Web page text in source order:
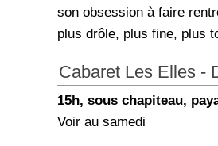
son obsession à faire
plus drôle, plus fine, plus
Cabaret Les Elles -
15h, sous chapiteau,
Voir au samedi